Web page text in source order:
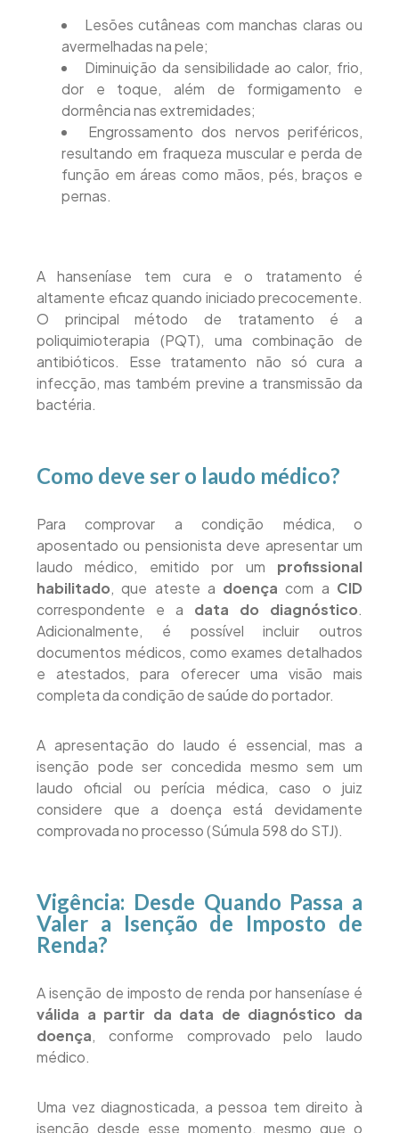
Lesões cutâneas com manchas claras ou
avermelhadas na pele;
Diminuição da sensibilidade ao calor, frio,
dor e toque, além de formigamento e
dormência nas extremidades;
Engrossamento dos nervos periféricos,
resultando em fraqueza muscular e perda de
função em áreas como mãos, pés, braços e
pernas.
A hanseníase tem cura e o tratamento é
altamente eficaz quando iniciado precocemente.
O principal método de tratamento é a
poliquimioterapia (PQT), uma combinação de
antibióticos. Esse tratamento não só cura a
infecção, mas também previne a transmissão da
bactéria.
Como deve ser o laudo médico?
Para comprovar a condição médica, o
aposentado ou pensionista deve apresentar um
laudo médico, emitido por um profissional
habilitado, que ateste a doença com a CID
correspondente e a data do diagnóstico.
Adicionalmente, é possível incluir outros
documentos médicos, como exames detalhados
e atestados, para oferecer uma visão mais
completa da condição de saúde do portador.
A apresentação do laudo é essencial, mas a
isenção pode ser concedida mesmo sem um
laudo oficial ou perícia médica, caso o juiz
considere que a doença está devidamente
comprovada no processo (Súmula 598 do STJ).
Vigência: Desde Quando Passa a
Valer a Isenção de Imposto de
Renda?
A isenção de imposto de renda por hanseníase é
válida a partir da data de diagnóstico da
doença, conforme comprovado pelo laudo
médico.
Uma vez diagnosticada, a pessoa tem direito à
isenção desde esse momento, mesmo que o